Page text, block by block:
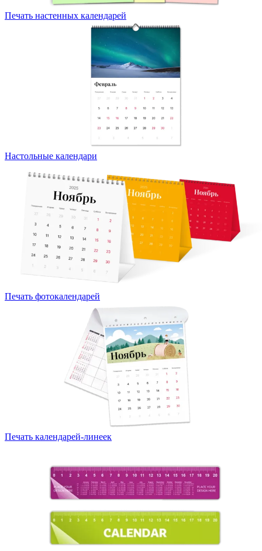
Печать настенных календарей
Настольные календари
Печать фотокалендарей
Печать календарей-линеек